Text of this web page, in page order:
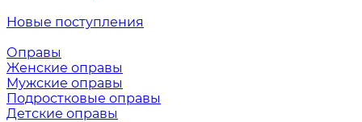
Новые поступления
Оправы
Женские оправы
Мужские оправы
Подростковые оправы
Детские оправы